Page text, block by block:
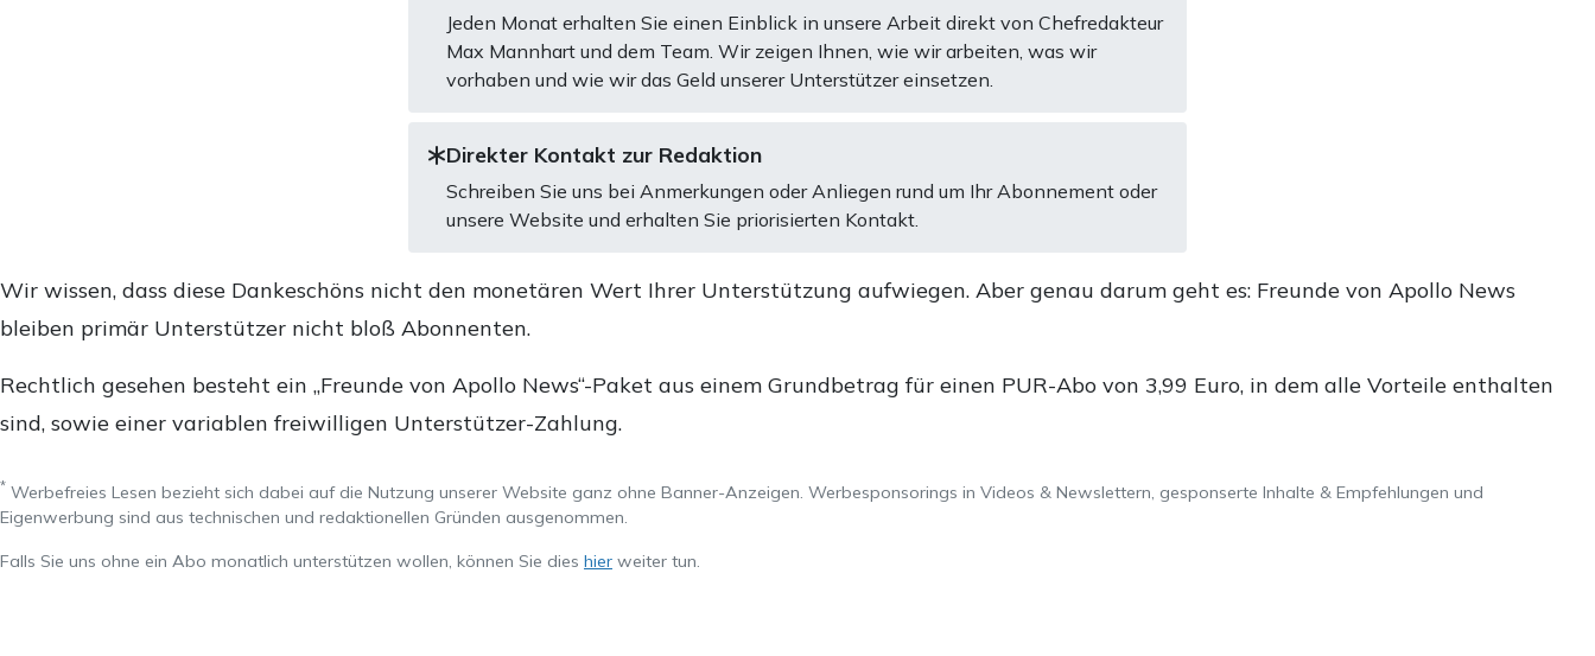
Jeden Monat erhalten Sie einen Einblick in unsere Arbeit direkt von Chefredakteur
Max Mannhart und dem Team. Wir zeigen Ihnen, wie wir arbeiten, was wir
vorhaben und wie wir das Geld unserer Unterstützer einsetzen.
Direkter Kontakt zur Redaktion
Schreiben Sie uns bei Anmerkungen oder Anliegen rund um Ihr Abonnement oder
unsere Website und erhalten Sie priorisierten Kontakt.
Wir wissen, dass diese Dankeschöns nicht den monetären Wert Ihrer Unterstützung aufwiegen. Aber genau darum geht es: Freunde von Apollo News
bleiben primär Unterstützer nicht bloß Abonnenten.
Rechtlich gesehen besteht ein „Freunde von Apollo News“-Paket aus einem Grundbetrag für einen PUR-Abo von 3,99 Euro, in dem alle Vorteile enthalten
sind, sowie einer variablen freiwilligen Unterstützer-Zahlung.
* Werbefreies Lesen bezieht sich dabei auf die Nutzung unserer Website ganz ohne Banner-Anzeigen. Werbesponsorings in Videos & Newslettern, gesponserte Inhalte & Empfehlungen und
Eigenwerbung sind aus technischen und redaktionellen Gründen ausgenommen.
Falls Sie uns ohne ein Abo monatlich unterstützen wollen, können Sie dies hier weiter tun.